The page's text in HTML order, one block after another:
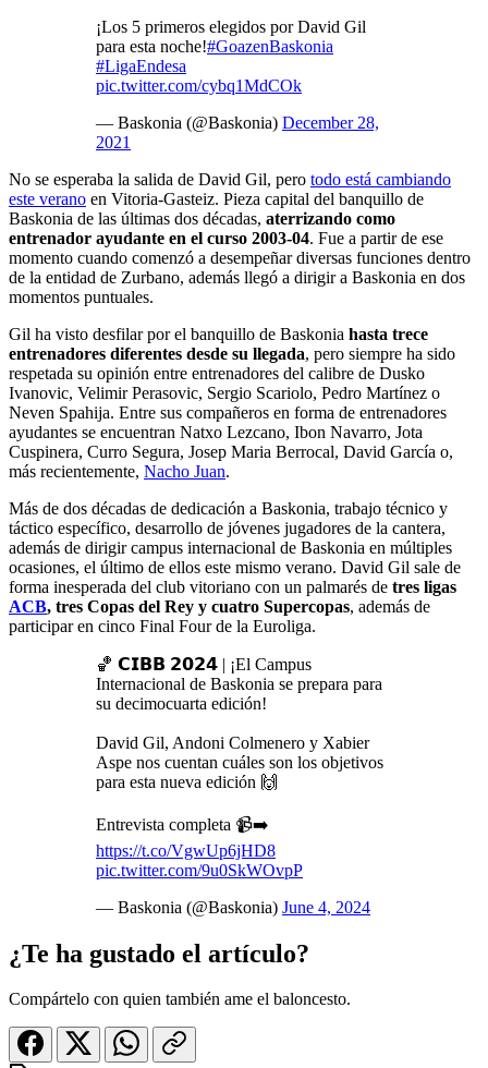
¡Los 5 primeros elegidos por David Gil
para esta noche!#GoazenBaskonia
#LigaEndesa
pic.twitter.com/cybq1MdCOk
— Baskonia (@Baskonia) December 28,
2021
No se esperaba la salida de David Gil, pero todo está cambiando
este verano en Vitoria-Gasteiz. Pieza capital del banquillo de
Baskonia de las últimas dos décadas, aterrizando como
entrenador ayudante en el curso 2003-04. Fue a partir de ese
momento cuando comenzó a desempeñar diversas funciones dentro
de la entidad de Zurbano, además llegó a dirigir a Baskonia en dos
momentos puntuales.
Gil ha visto desfilar por el banquillo de Baskonia hasta trece
entrenadores diferentes desde su llegada, pero siempre ha sido
respetada su opinión entre entrenadores del calibre de Dusko
Ivanovic, Velimir Perasovic, Sergio Scariolo, Pedro Martínez o
Neven Spahija. Entre sus compañeros en forma de entrenadores
ayudantes se encuentran Natxo Lezcano, Ibon Navarro, Jota
Cuspinera, Curro Segura, Josep Maria Berrocal, David García o,
más recientemente, Nacho Juan.
Más de dos décadas de dedicación a Baskonia, trabajo técnico y
táctico específico, desarrollo de jóvenes jugadores de la cantera,
además de dirigir campus internacional de Baskonia en múltiples
ocasiones, el último de ellos este mismo verano. David Gil sale de
forma inesperada del club vitoriano con un palmarés de tres ligas
ACB, tres Copas del Rey y cuatro Supercopas, además de
participar en cinco Final Four de la Euroliga.
🏀 𝗖𝗜𝗕𝗕 𝟮𝟬𝟮𝟰 | ¡El Campus
Internacional de Baskonia se prepara para
su decimocuarta edición!
David Gil, Andoni Colmenero y Xabier
Aspe nos cuentan cuáles son los objetivos
para esta nueva edición 🙌
Entrevista completa 📹➡️
https://t.co/VgwUp6jHD8
pic.twitter.com/9u0SkWOvpP
— Baskonia (@Baskonia) June 4, 2024
¿Te ha gustado el artículo?
Compártelo con quien también ame el baloncesto.